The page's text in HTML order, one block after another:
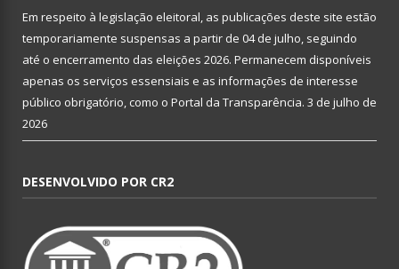
Em respeito à legislação eleitoral, as publicações deste site estão
temporariamente suspensas a partir de 04 de julho, seguindo
até o encerramento das eleições 2026. Permanecem disponíveis
apenas os serviços essensiais e as informações de interesse
público obrigatório, como o Portal da Transparência. 3 de julho de
2026
DESENVOLVIDO POR CR2